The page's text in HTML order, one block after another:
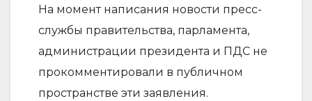
На момент написания новости пресс-
службы правительства, парламента,
администрации президента и ПДС не
прокомментировали в публичном
пространстве эти заявления.